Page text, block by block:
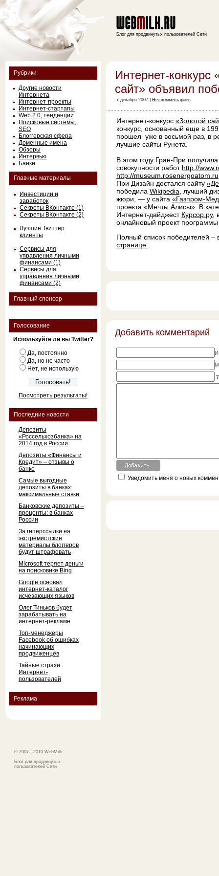
Рубрики
Другие новости
Интернета
Интернет-проекты
Интернет-стартапы
Web 2.0, тенденции
Поисковые системы,
SEO
Блоггерская сфера
Доменные имена
Обзоры
Интервью
Банки
Главные материалы
Инвестиции и
заработок
Секреты ВКонтакте (1)
Секреты ВКонтакте (2)
Лучшие Твиттер
клиенты
Сервисы для
управления личными
финансами (1)
Сервисы для
управления личными
финансами (2)
Главный спонсор
Голосование
Используйте ли вы Twitter?
Да, постоянно
Да, но не часто
Нет, не использую
Посмотреть результаты!
Последние новости
Депозиты
«Россельхозбанка» на
2014 год в России
Депозиты «Финансы и
Кредит» – отзывы о
банке
Самые выгодные
депозиты в банках:
максимальные ставки
Банковские депозиты –
проценты: в банках
России
За гиперссылки на
экстремистские
материалы блоггеров
будут штрафовать
Microsoft теряет деньги
на поисковике Bing
Google основал
интернет-каталог
исчезающих языков
Олег Тиньков будет
зарабатывать на
интернет-рекламе
Топ-менеджеры
Facebook об ошибках
начинающих
продвиженцев
Тайные страхи
Интернет-
пользователей
Реклама
© 2007—2010 WebMilk
Блог для продвинутых
пользователей Сети
Блог для продвинутых пользователей Сети
Интернет-конкурс
сайт» объявил
7 декабря 2007 | Нет комментариев
Интернет-конкурс «Золотой
конкурс, основанный еще в
прошел уже в восьмой раз, в
лучшие сайты Рунета.
В этом году Гран-При
совокупности работ http://
http://museum.rosenergoatom.ru
При Дизайн достался сайту
победила Wikipedia , лучший
жюри, — у сайта «Газпром-
проекта «Мечты Алисы» . В
Интернет-дайджест Курсор.ру,
онлайновый проект
Полный список победителей
странице
Добавить комментарий
Уведомить меня о новых